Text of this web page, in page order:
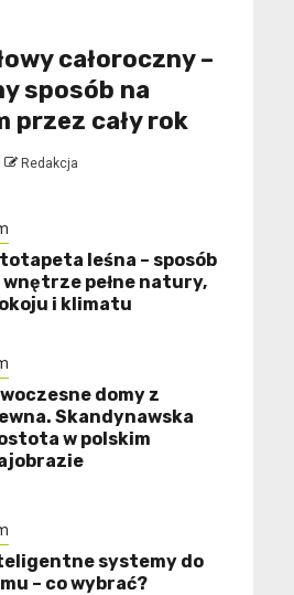
całoroczny –
sposób na
przez cały rok
Redakcja
leśna – sposób
wnętrze pełne natury,
i klimatu
domy z
Skandynawska
w polskim
systemy do
– co wybrać?